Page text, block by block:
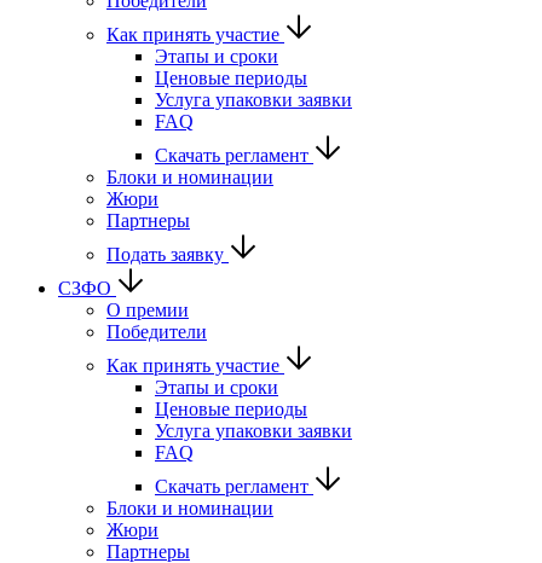
Как принять участие
Этапы и сроки
Ценовые периоды
Услуга упаковки заявки
FAQ
Скачать регламент
Блоки и номинации
Жюри
Партнеры
Подать заявку
СЗФО
О премии
Победители
Как принять участие
Этапы и сроки
Ценовые периоды
Услуга упаковки заявки
FAQ
Скачать регламент
Блоки и номинации
Жюри
Партнеры